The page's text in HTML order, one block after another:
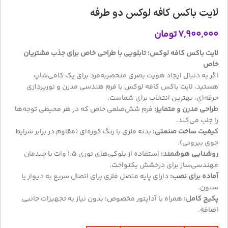
لایت باکس کافه لوکس دو طرفه
۷,۹۰۰,۰۰۰تومان
لایت باکس کافه لوکس؛ تابلویی با طراحی خاص برای جذب مشتریان
خاص
اگر به دنبال ایجاد هویت بصری منحصر‌به‌فرد برای یک کافی‌شاپ
هستید، لایت باکس کافه لوکس با فرم هندسی مدرن و نورپردازی
حرفه‌ای، بهترین انتخاب برای شماست.
طراحی مدرن و متمایز: فرم شش‌ضلعی خاص که در هر محیطی توجه‌ها
را جلب می‌کند.
کیفیت ساخت صنعتی: بدنه فلزی با رنگ کوره‌ای (مقاوم در برابر شرایط
جوی بیرونی).
روشنایی هوشمند:
استفاده از بلوکی‌های نوری ۱.۵ وات با چیدمان
مهندسی‌ساز برای درخشش یکنواخت.
آماده برای نصب:دارای پایه متصل فلزی برای اتصال سریع به دیوار یا
ستون.
پکیج کامل: همراه با آداپتور مخصوص؛ بدون نیاز به تجهیزات جانبی
اضافه.